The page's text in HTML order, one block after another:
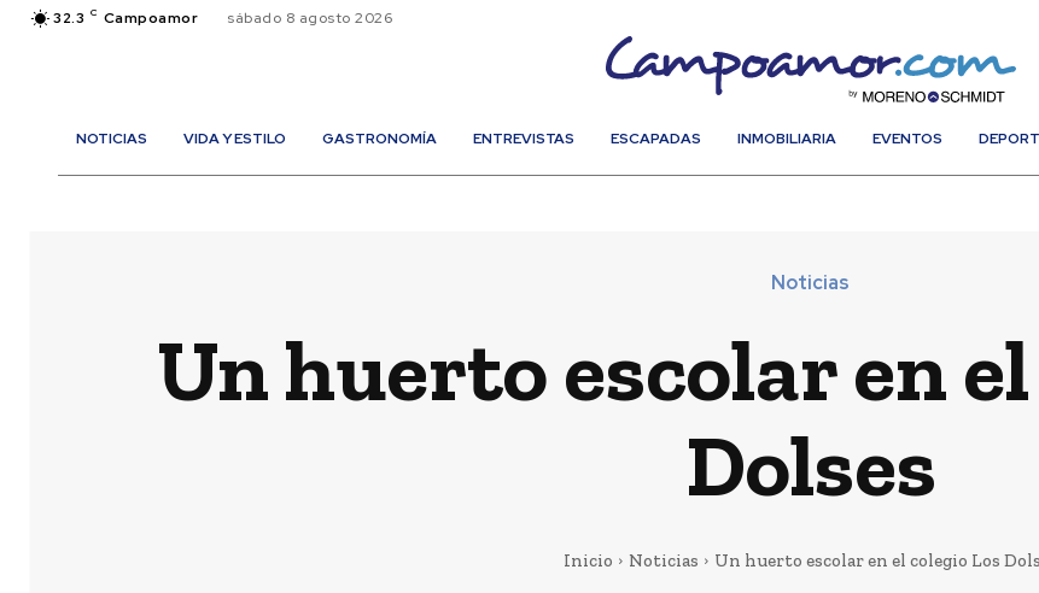
32.3 C Campoamor sábado 8 agosto 2026
NOTICIAS VIDA Y ESTILO GASTRONOMÍA ENTREVISTAS ESCAPADAS INMOBILIARIA EVENTOS
Noticias
Un huerto escolar en
Dolses
Inicio Noticias Un huerto escolar en el colegio Los